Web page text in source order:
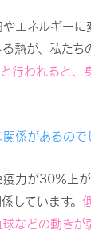
エネルギーに
熱が、私たち
行われると、
係があるので
力が30％上
しています。
などの動きが